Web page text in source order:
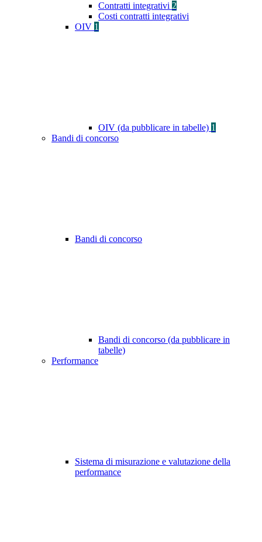
Contratti integrativi 2
Costi contratti integrativi
OIV 1
OIV (da pubblicare in tabelle) 1
Bandi di concorso
Bandi di concorso
Bandi di concorso (da pubblicare in
tabelle)
Performance
Sistema di misurazione e valutazione della
performance